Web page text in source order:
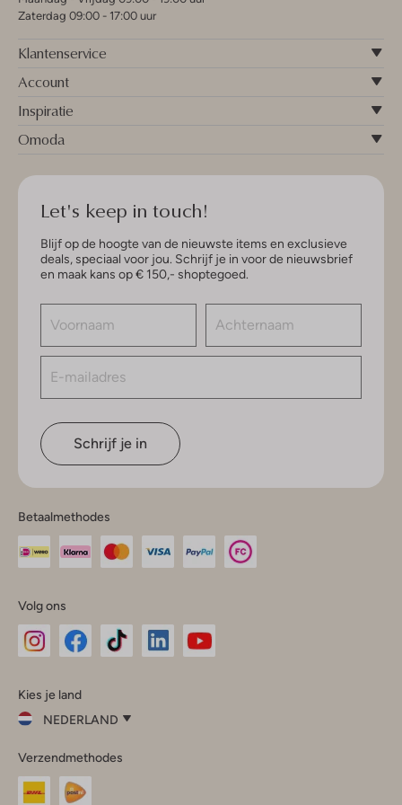
Zaterdag 09:00 - 17:00 uur
Klantenservice
Account
Inspiratie
Omoda
Let's keep in touch!
Blijf op de hoogte van de nieuwste items en exclusieve
deals, speciaal voor jou. Schrijf je in voor de nieuwsbrief
en maak kans op € 150,- shoptegoed.
Schrijf je in
Betaalmethodes
Volg ons
InstagramFacebook
Kies je land
NEDERLAND
je
land
Nederland
Verzendmethodes